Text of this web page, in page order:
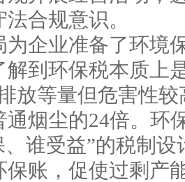
合规意识。
业准备了环境
解到环保税本质上
放等量但危害性
通烟尘的24倍。环
、谁受益”的税制
账，促使过剩产